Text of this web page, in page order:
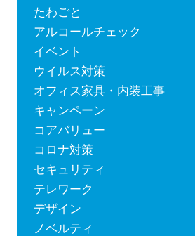
たわごと
アルコールチェック
イベント
ウイルス対策
オフィス家具・内装工事
キャンペーン
コアバリュー
コロナ対策
セキュリティ
テレワーク
デザイン
ノベルティ